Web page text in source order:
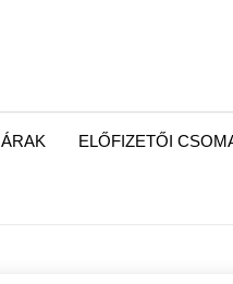
ÁRAK ELŐFIZETŐI